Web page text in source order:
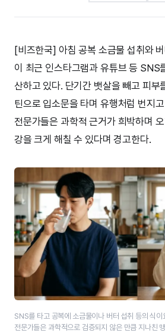
[비즈한국] 아침 공복 소금물 섭취와
이 최근 인스타그램과 유튜브 등 SNS
산하고 있다. 단기간 뱃살을 빼고 피부
틴으로 입소문을 타며 유행처럼 번지
전문가들은 과학적 근거가 희박하며
강을 크게 해칠 수 있다며 경고한다.
SNS를 타고 공복에 소금물이나 버터 섭취 등의 식
전문가들은 과학적으로 검증되지 않은 만큼 지나친